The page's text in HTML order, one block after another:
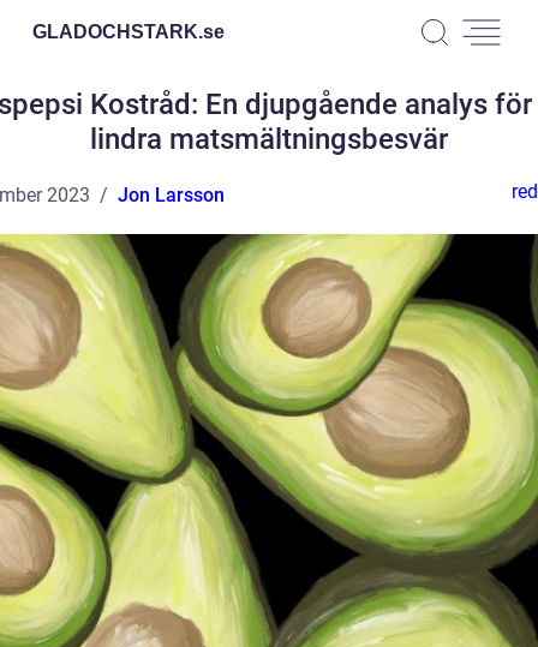
GLADOCHSTARK.se
Kostråd: En djupgående analys
lindra matsmältningsbesvär
2023 Jon Larsson